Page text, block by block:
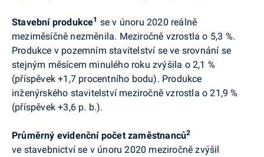
Stavební produkce1 se v únoru 2020 reálně
meziměsíčně nezměnila. Meziročně vzrostla o 5,3 %.
Produkce v pozemním stavitelství se ve srovnání se
stejným měsícem minulého roku zvýšila o 2,1 %
(příspěvek +1,7 procentního bodu). Produkce
inženýrského stavitelství meziročně vzrostla o 21,9 %
(příspěvek +3,6 p. b.).
Průměrný evidenční počet zaměstnanců2
ve stavebnictví se v únoru 2020 meziročně zvýšil